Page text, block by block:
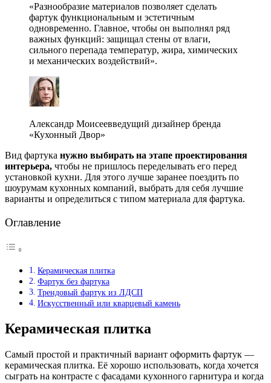
«Разнообразие материалов позволяет сделать
фартук функциональным и эстетичным
одновременно. Главное, чтобы он выполнял ряд
важных функций: защищал стены от влаги,
сильного перепада температур, жира, химических
и механических воздействий».
Александр Моисеевведущий дизайнер бренда
«Кухонный Двор»
Вид фартука нужно выбирать на этапе проектирования
интерьера, чтобы не пришлось переделывать его перед
установкой кухни. Для этого лучше заранее поездить по
шоурумам кухонных компаний, выбрать для себя лучшие
варианты и определиться с типом материала для фартука.
Оглавление
Керамическая плитка
Фартук без фартука
Трендовый фартук из ЛДСП
Искусственный или кварцевый камень
Керамическая плитка
Самый простой и практичный вариант оформить фартук —
керамическая плитка. Её хорошо использовать, когда хочется
сыграть на контрасте с фасадами кухонного гарнитура и когда